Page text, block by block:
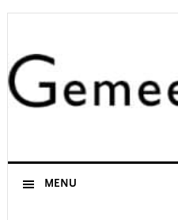
Skip
primary
navigation
Skip
content
Skip
primary
sidebar
Skip
footer
MENU